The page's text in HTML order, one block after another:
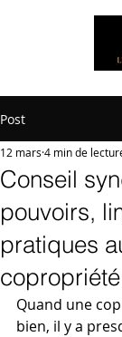
Post
Conseil
pouvoirs,
pratiques
copropriété
12 mars 4 min de
Quand une
bien, il y a